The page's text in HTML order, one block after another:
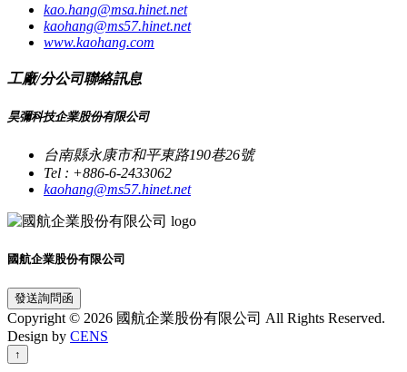
kao.hang@msa.hinet.net
kaohang@ms57.hinet.net
www.kaohang.com
工廠/分公司聯絡訊息
昊彌科技企業股份有限公司
台南縣永康市和平東路190巷26號
Tel : +886-6-2433062
kaohang@ms57.hinet.net
國航企業股份有限公司
發送詢問函
Copyright © 2026 國航企業股份有限公司 All Rights Reserved.
Design by CENS
↑